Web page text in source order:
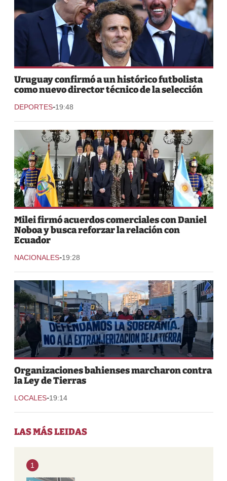
Uruguay confirmó a un histórico futbolista
como nuevo director técnico de la selección
DEPORTES-19:48
Milei firmó acuerdos comerciales con Daniel
Noboa y busca reforzar la relación con
Ecuador
NACIONALES-19:28
Organizaciones bahienses marcharon contra
la Ley de Tierras
LOCALES-19:14
LAS MÁS LEIDAS
1